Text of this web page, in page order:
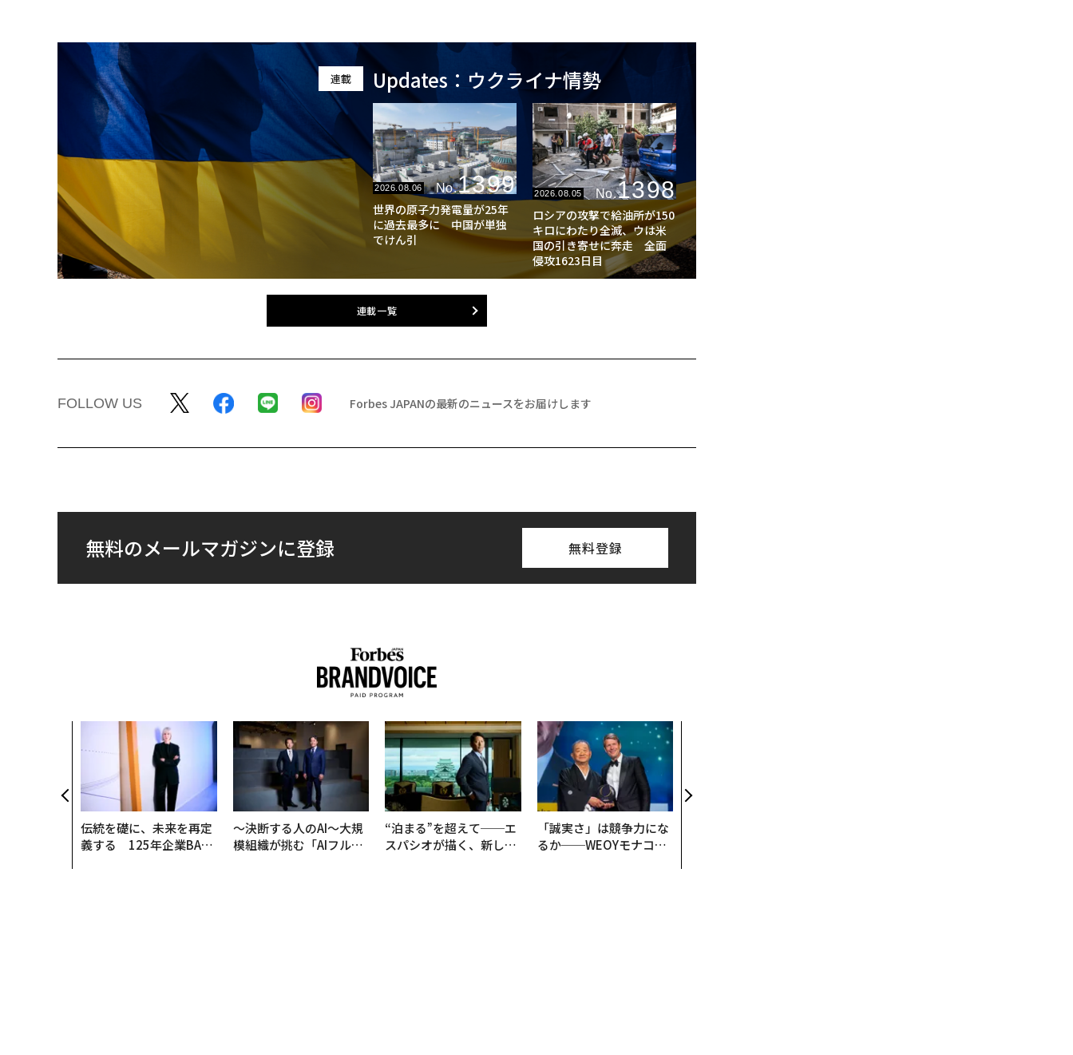
連載 Updates：ウクライナ情勢
2026.08.06 No.1399
世界の原子力発電量が25年
に過去最多に 中国が単独
でけん引
2026.08.05 No.1398
ロシアの攻撃で給油所が150
キロにわたり全滅、ウは米
国の引き寄せに奔走 全面
侵攻1623日目
連載一覧
FOLLOW US Forbes JAPANの最新のニュースをお届けします
無料のメールマガジンに登録 無料登録
伝統を礎に、未来を再定
義する 125年企業BAT
〜決断する人のAI〜大規
模組織が挑む「AIフル実
“泊まる”を超えて──エ
スパシオが描く、新しい
「誠実さ」は競争力にな
るか──WEOYモナコで